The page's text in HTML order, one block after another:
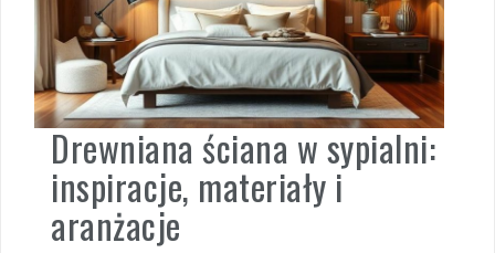
Drewniana ściana w sypialni:
inspiracje, materiały i
aranżacje